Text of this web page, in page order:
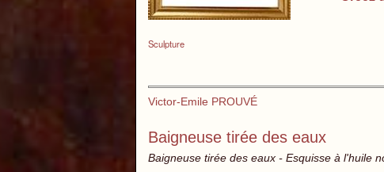
Sculpture
Victor-Emile PROUVÉ
Baigneuse tirée des eaux
Baigneuse tirée des eaux - Esquisse à l'huile